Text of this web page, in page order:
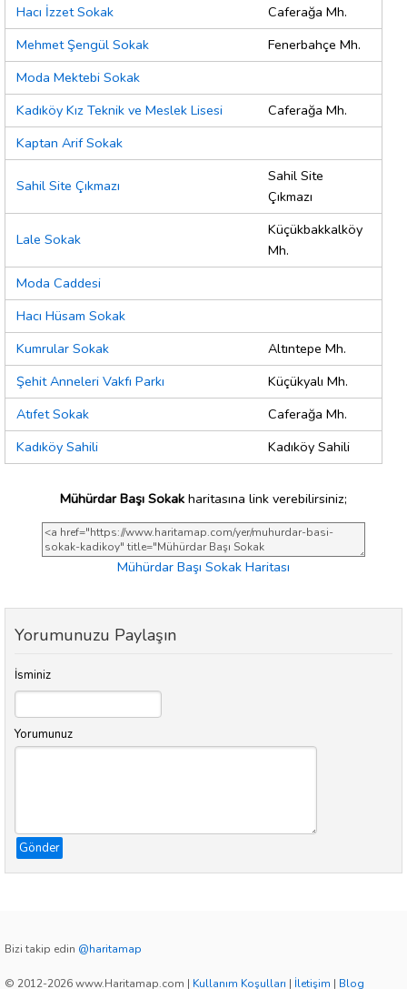
Hacı İzzet Sokak
Caferağa Mh.
Mehmet Şengül Sokak
Fenerbahçe Mh.
Moda Mektebi Sokak
Kadıköy Kız Teknik ve Meslek Lisesi
Caferağa Mh.
Kaptan Arif Sokak
Sahil Site Çıkmazı
Sahil Site
Çıkmazı
Lale Sokak
Küçükbakkalköy
Mh.
Moda Caddesi
Hacı Hüsam Sokak
Kumrular Sokak
Altıntepe Mh.
Şehit Anneleri Vakfı Parkı
Küçükyalı Mh.
Atıfet Sokak
Caferağa Mh.
Kadıköy Sahili
Kadıköy Sahili
Mühürdar Başı Sokak haritasına link verebilirsiniz;
Mühürdar Başı Sokak Haritası
Yorumunuzu Paylaşın
İsminiz
Yorumunuz
Gönder
Bizi takip edin @haritamap
© 2012-2026 www.Haritamap.com | Kullanım Koşulları | İletişim | Blog